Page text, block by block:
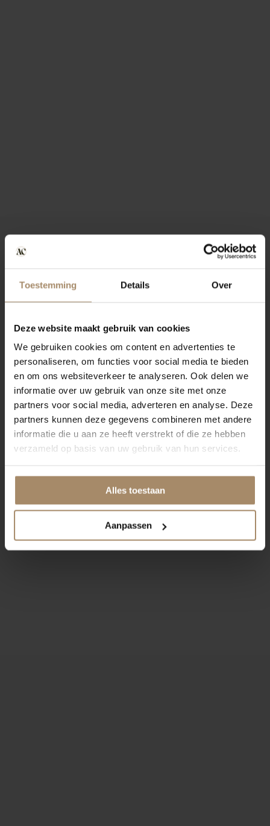
Toestemming Details Over
Deze website maakt gebruik van cookies
We gebruiken cookies om content en advertenties te
personaliseren, om functies voor social media te bieden
en om ons websiteverkeer te analyseren. Ook delen we
informatie over uw gebruik van onze site met onze
partners voor social media, adverteren en analyse. Deze
partners kunnen deze gegevens combineren met andere
informatie die u aan ze heeft verstrekt of die ze hebben
verzameld op basis van uw gebruik van hun services.
Alles toestaan
Aanpassen